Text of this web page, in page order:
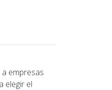
empresas
elegir el